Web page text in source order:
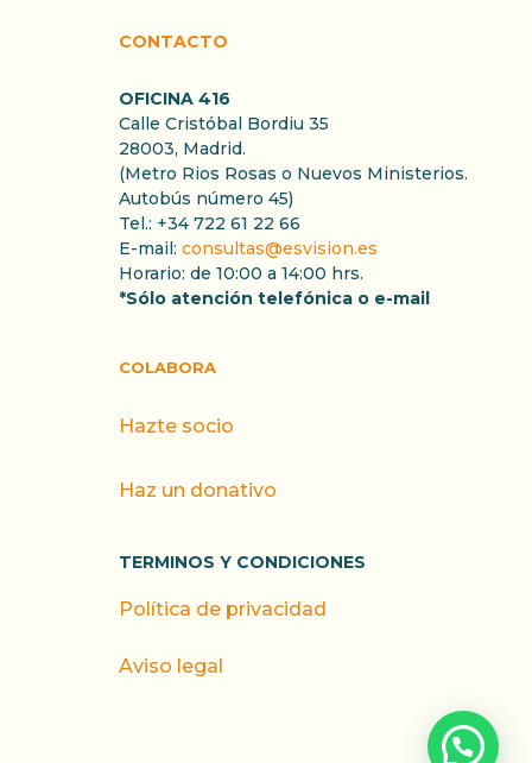
CONTACTO
OFICINA 416
Calle Cristóbal Bordiu 35
28003, Madrid.
(Metro Rios Rosas o Nuevos Ministerios.
Autobús número 45)
Tel.: +34 722 61 22 66
E-mail: consultas@esvision.es
Horario: de 10:00 a 14:00 hrs.
*Sólo atención telefónica o e-mail
COLABORA
Hazte socio
Haz un donativo
TERMINOS Y CONDICIONES
Política de privacidad
Aviso legal